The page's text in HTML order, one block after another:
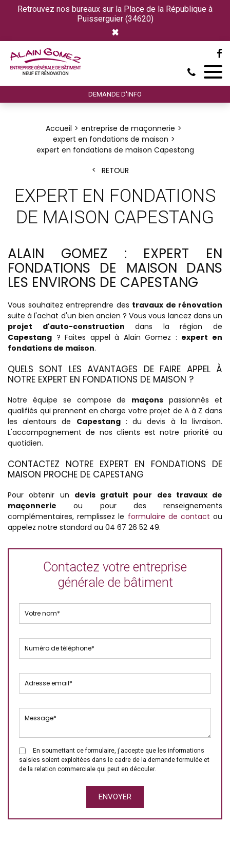
Retrouvez nos bureaux sur la Place de la République à
Puisserguier (34620)
×
DEMANDE D'INFO
Accueil
entreprise de maçonnerie
expert en fondations de maison
expert en fondations de maison Capestang
RETOUR
EXPERT EN FONDATIONS
DE MAISON CAPESTANG
ALAIN GOMEZ : EXPERT EN
FONDATIONS DE MAISON DANS
LES ENVIRONS DE CAPESTANG
Vous souhaitez entreprendre des travaux de rénovation
suite à l'achat d'un bien ancien ? Vous vous lancez dans un
projet d'auto-construction dans la région de
Capestang ? Faites appel à Alain Gomez : expert en
fondations de maison.
QUELS SONT LES AVANTAGES DE FAIRE APPEL À
NOTRE EXPERT EN FONDATIONS DE MAISON ?
Notre équipe se compose de maçons passionnés et
qualifiés qui prennent en charge votre projet de A à Z dans
les alentours de Capestang: du devis à la livraison.
L'accompagnement de nos clients est notre priorité au
quotidien.
CONTACTEZ NOTRE EXPERT EN FONDATIONS DE
MAISON PROCHE DE CAPESTANG
Pour obtenir un devis gratuit pour des travaux de
maçonnerie ou pour des renseignements
complémentaires, remplissez le formulaire de contact ou
appelez notre standard au 04 67 26 52 49.
Contactez votre entreprise
générale de bâtiment
En soumettant ce formulaire, j'accepte que les informations
saisies soient exploitées dans le cadre de la demande formulée et
de la relation commerciale qui peut en découler.